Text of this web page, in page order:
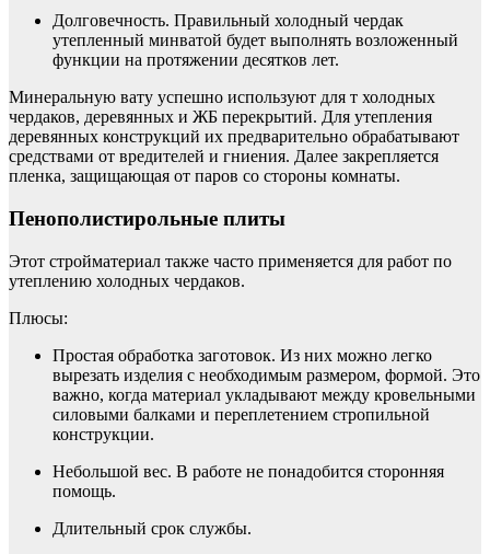
Долговечность. Правильный холодный чердак
утепленный минватой будет выполнять возложенный
функции на протяжении десятков лет.
Минеральную вату успешно используют для т холодных
чердаков, деревянных и ЖБ перекрытий. Для утепления
деревянных конструкций их предварительно обрабатывают
средствами от вредителей и гниения. Далее закрепляется
пленка, защищающая от паров со стороны комнаты.
Пенополистирольные плиты
Этот стройматериал также часто применяется для работ по
утеплению холодных чердаков.
Плюсы:
Простая обработка заготовок. Из них можно легко
вырезать изделия с необходимым размером, формой. Это
важно, когда материал укладывают между кровельными
силовыми балками и переплетением стропильной
конструкции.
Небольшой вес. В работе не понадобится сторонняя
помощь.
Длительный срок службы.